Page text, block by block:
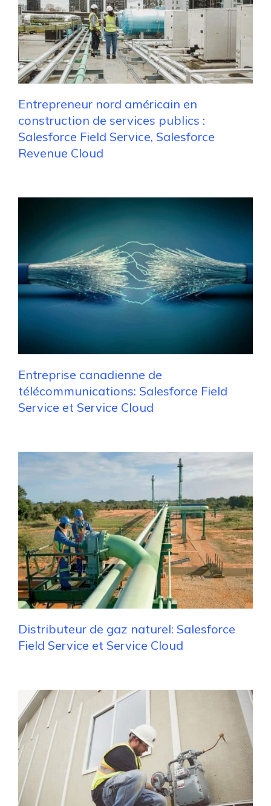
Entrepreneur nord américain en
construction de services publics :
Salesforce Field Service, Salesforce
Revenue Cloud
Entreprise canadienne de
télécommunications: Salesforce Field
Service et Service Cloud
Distributeur de gaz naturel: Salesforce
Field Service et Service Cloud